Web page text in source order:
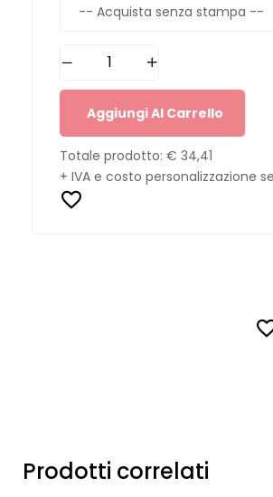
Aggiungi Al Carrello
Totale prodotto: € 34,41
+ IVA e costo personalizzazione
Prodotti correlati